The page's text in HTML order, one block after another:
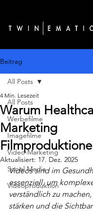
Beitrag
All Posts
Werbefilme
Imagefilme
Video-Marketing
Social Media
Videoproduktion
All Posts
Warum
Marketing
4 Min. Lesezeit
Aktualisiert: 17. Dez. 2025
Videos sind im
essenziell, um
verständlich zu
stärken und die